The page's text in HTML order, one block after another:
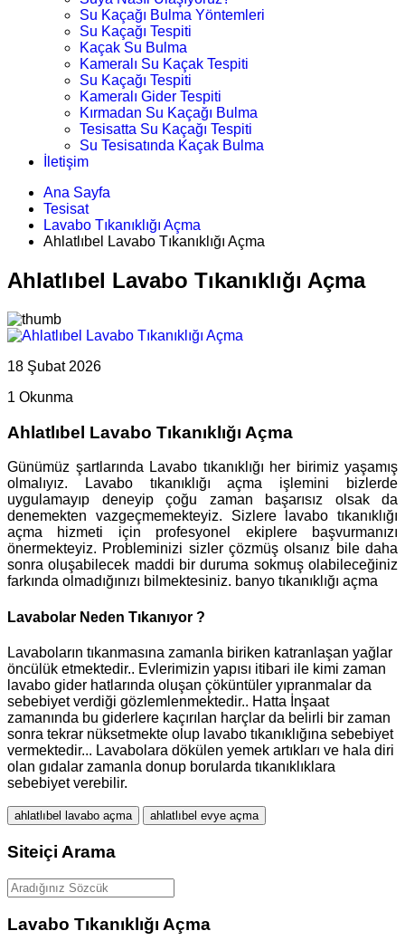
Su Kaçağı Bulma Yöntemleri
Su Kaçağı Tespiti
Kaçak Su Bulma
Kameralı Su Kaçak Tespiti
Su Kaçağı Tespiti
Kameralı Gider Tespiti
Kırmadan Su Kaçağı Bulma
Tesisatta Su Kaçağı Tespiti
Su Tesisatında Kaçak Bulma
İletişim
Ana Sayfa
Tesisat
Lavabo Tıkanıklığı Açma
Ahlatlıbel Lavabo Tıkanıklığı Açma
Ahlatlıbel Lavabo Tıkanıklığı Açma
18 Şubat 2026
1 Okunma
Ahlatlıbel Lavabo Tıkanıklığı Açma
Günümüz şartlarında Lavabo tıkanıklığı her birimiz yaşamış
olmalıyız. Lavabo tıkanıklığı açma işlemini bizlerde
uygulamayıp deneyip çoğu zaman başarısız olsak da
denemekten vazgeçmemekteyiz. Sizlere lavabo tıkanıklığı
açma hizmeti için profesyonel ekiplere başvurmanızı
önermekteyiz. Probleminizi sizler çözmüş olsanız bile daha
sonra oluşabilecek maddi bir duruma sokmuş olabileceğiniz
farkında olmadığınızı bilmektesiniz. banyo tıkanıklığı açma
Lavabolar Neden Tıkanıyor ?
Lavaboların tıkanmasına zamanla biriken katranlaşan yağlar
öncülük etmektedir.. Evlerimizin yapısı itibari ile kimi zaman
lavabo gider hatlarında oluşan çöküntüler yıpranmalar da
sebebiyet verdiği gözlemlenmektedir.. Hatta İnşaat
zamanında bu giderlere kaçırılan harçlar da belirli bir zaman
sonra tekrar nüksetmekte olup lavabo tıkanıklığına sebebiyet
vermektedir... Lavabolara dökülen yemek artıkları ve hala diri
olan gıdalar zamanla donup borularda tıkanıklıklara
sebebiyet verebilir.
ahlatlıbel lavabo açma ahlatlıbel evye açma
Siteiçi Arama
Lavabo Tıkanıklığı Açma